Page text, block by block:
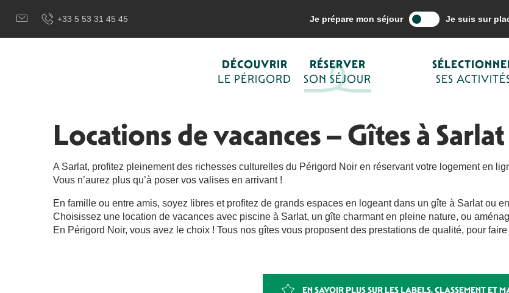
contenu
+33 5 53 31 45 45 Je prépare mon séjour Je suis sur
DÉCOUVRIR
LE PÉRIGORD
RÉSERVER
SON SÉJOUR
SES
Bienvenue à Sarlat, Capitale du Périgord Noir Hébergements Locations de vacances – Gîtes
Les Mazaux avec piscine chauffée au nord de Sarlat
Le Vallon de l'Albarède avec piscine sud de Sarlat
Villa Coste Vert piscine privée à Sarlat
La Cigogne à Sarlat
Villa Les Hauts de Sarlat climatisée avec piscine
L'Abeille proche de Sarlat
La Clairière avec piscine à Sarlat
Locations de vacances – Gîtes à
A Sarlat, profitez pleinement des richesses culturelles du Périgord Noir en réservant votre logement en
Vous n’aurez plus qu’à poser vos valises en arrivant !
En famille ou entre amis, soyez libres et profitez de grands espaces en logeant dans un gîte à Sarlat ou
Choisissez une location de vacances avec piscine à Sarlat, un gîte charmant en pleine nature, ou
En Périgord Noir, vous avez le choix ! Tous nos gîtes vous proposent des prestations de qualité, pour
EN SAVOIR PLUS SUR LES LABELS, CLASSEMENT ET